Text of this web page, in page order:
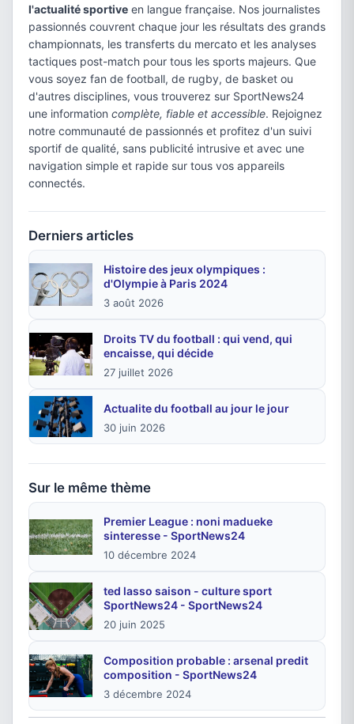
l'actualité sportive en langue française. Nos journalistes
passionnés couvrent chaque jour les résultats des grands
championnats, les transferts du mercato et les analyses
tactiques post-match pour tous les sports majeurs. Que
vous soyez fan de football, de rugby, de basket ou
d'autres disciplines, vous trouverez sur SportNews24
une information complète, fiable et accessible. Rejoignez
notre communauté de passionnés et profitez d'un suivi
sportif de qualité, sans publicité intrusive et avec une
navigation simple et rapide sur tous vos appareils
connectés.
Derniers articles
Histoire des jeux olympiques :
d'Olympie à Paris 2024
3 août 2026
Droits TV du football : qui vend, qui
encaisse, qui décide
27 juillet 2026
Actualite du football au jour le jour
30 juin 2026
Sur le même thème
Premier League : noni madueke
sinteresse - SportNews24
10 décembre 2024
ted lasso saison - culture sport
SportNews24 - SportNews24
20 juin 2025
Composition probable : arsenal predit
composition - SportNews24
3 décembre 2024